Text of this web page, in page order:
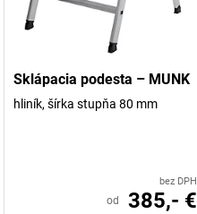
Sklápacia podesta – MUNK
hliník, šírka stupňa 80 mm
bez DPH
od 385,- €